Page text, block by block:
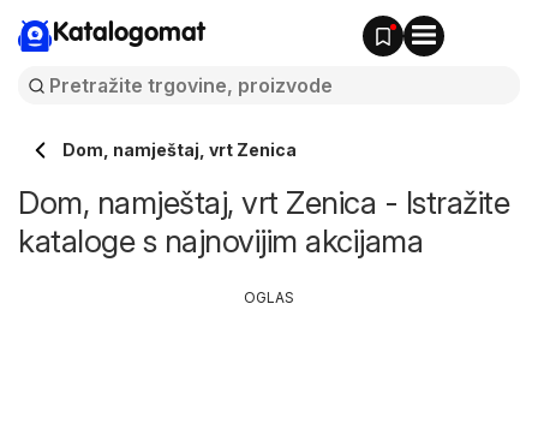
Katalogomat
Dom, namještaj, vrt Zenica
Dom, namještaj, vrt Zenica - Istražite
kataloge s najnovijim akcijama
OGLAS